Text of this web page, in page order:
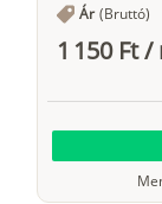
Ár (Bruttó)
1 150 Ft/